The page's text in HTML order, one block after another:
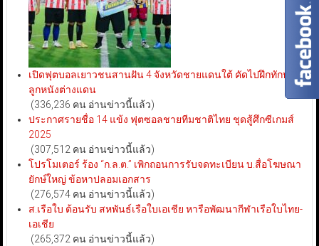
เปิดฟุตบอลเยาวชนสานฝัน 4 จังหวัดชายแดนใต้ คัดไปฝึกทักษะ
ลูกหนังต่างแดน
(336,236 คน อ่านข่าวนี้แล้ว)
ประกาศรายชื่อ 14 แข้ง ฟุตซอลชายทีมชาติไทย ชุดสู้ศึกซีเกมส์
2025
(307,512 คน อ่านข่าวนี้แล้ว)
โปรโมเตอร์ ร้อง “ก.ล.ต.” เพิกถอนการรับจดทะเบียน บ.สื่อโฆษณา
ยักษ์ใหญ่ ข้อหาปลอมเอกสาร
(276,574 คน อ่านข่าวนี้แล้ว)
ส.เรือใบ ต้อนรับ สหพันธ์เรือใบเอเชีย หารือพัฒนากีฬาเรือใบไทย-
เอเชีย
(265,372 คน อ่านข่าวนี้แล้ว)